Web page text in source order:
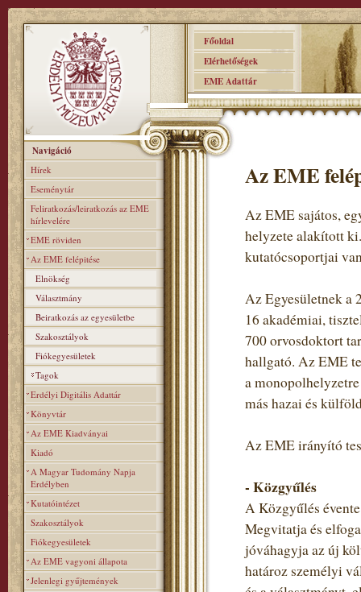
Főoldal
Elérhetőségek
EME Adattár
Navigáció
Hírek
Eseménytár
Feliratkozás/leiratkozás az EME
hírlevelére
EME röviden
Az EME felépitése
Elnökség
Választmány
Beiratkozás az egyesületbe
Szakosztályok
Fiókegyesületek
Tagok
Erdélyi Digitális Adattár
Könyvtár
Az EME Kiadványai
Kiadó
A Magyar Tudomány Napja
Erdélyben
Kutatóintézet
Szakosztályok
Fiókegyesületek
Az EME vagyoni állapota
Jelenlegi gyűjtemények
Az EME
Az EME sajátos,
helyzete alakított
kutatócsoportjai
Az Egyesületnek a
16 akadémiai,
700 orvosdoktort
hallgató. Az EME
a
más hazai és
Az EME irányító
- Közgyűlés
A Közgyűlés
Megvitatja és
jóváhagyja az új
határoz személyi